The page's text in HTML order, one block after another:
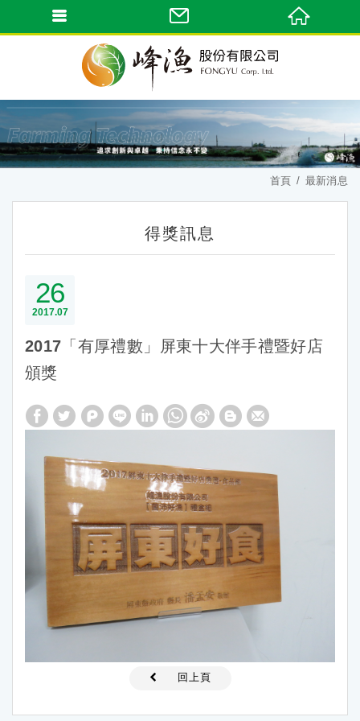
首頁 最新消息
得獎訊息
26
07
2017
2017「有厚禮數」屏東十大伴手禮暨好店
頒獎
回上頁